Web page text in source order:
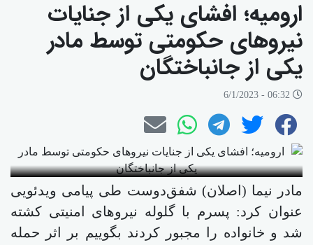
ارومیه؛ افشای یکی از جنایات
نیروهای حکومتی توسط مادر
یکی از جانباختگان
مادر نیما (اصلان) شفق‌دوست طی پیامی ویدئویی
عنوان کرد: پسرم با گلوله نیروهای امنیتی کشته
شد و خانواده را مجبور کردند بگوییم بر اثر حمله